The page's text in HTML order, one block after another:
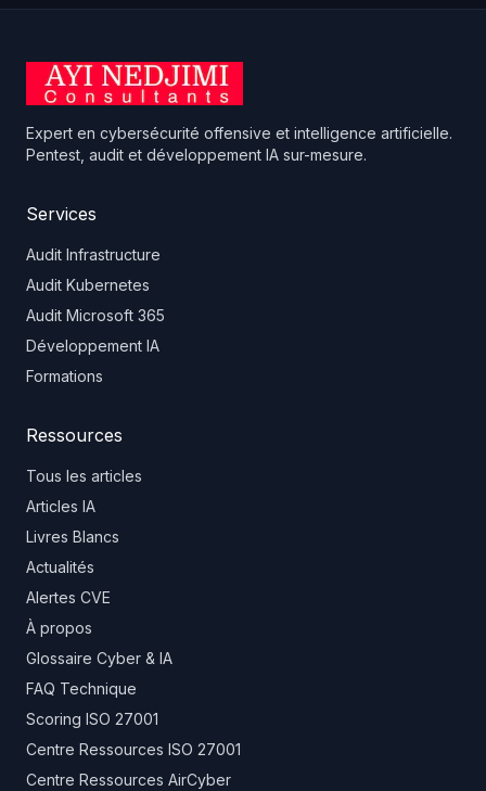
Expert en cybersécurité offensive et intelligence artificielle.
Pentest, audit et développement IA sur-mesure.
Services
Audit Infrastructure
Audit Kubernetes
Audit Microsoft 365
Développement IA
Formations
Ressources
Tous les articles
Articles IA
Livres Blancs
Actualités
Alertes CVE
À propos
Glossaire Cyber & IA
FAQ Technique
Scoring ISO 27001
Centre Ressources ISO 27001
Centre Ressources AirCyber